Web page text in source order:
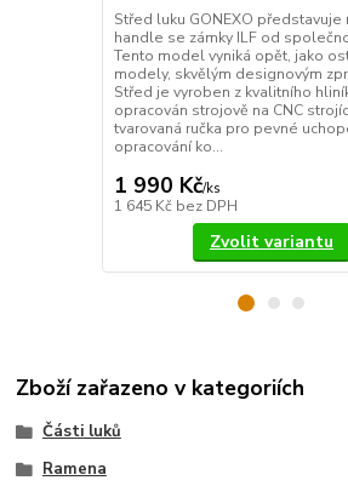
Střed luku GONEXO představuje
handle se zámky ILF od
Tento model vyniká opět, jako
modely, skvělým designovým
Střed je vyroben z kvalitního
opracován strojově na CNC
tvarovaná ručka pro pevné
opracování ko...
1 990 Kč/ks
1 645 Kč bez DPH
Zvolit variantu
Zboží zařazeno v kategoriích
Části luků
Ramena